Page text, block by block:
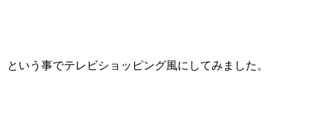
という事でテレビショッピング風にしてみました。